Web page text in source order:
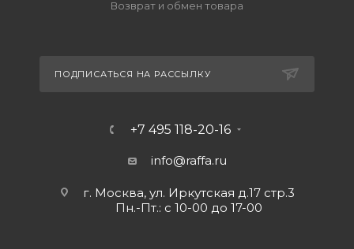
Возврат и обмен товара
ПОДПИСАТЬСЯ НА РАССЫЛКУ
+7 495 118-20-16
info@raffa.ru
г. Москва, ул. Иркутская д.17 стр.3
Пн.-Пт.: с 10-00 до 17-00